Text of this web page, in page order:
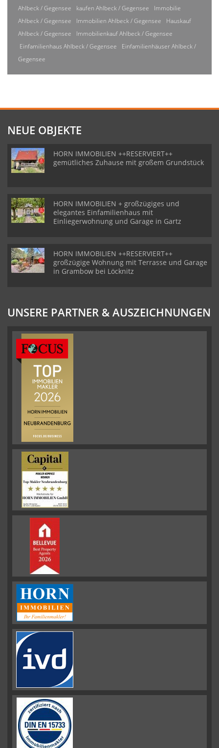
Ahlbeck / Gegensee
kaufen Ahlbeck / Gegensee
Immobilie
Ahlbeck / Gegensee
Immobilien Ahlbeck / Gegensee
Hauskauf
Ahlbeck / Gegensee
Immobilienkauf Ahlbeck / Gegensee
Einfamilienhaus Ahlbeck / Gegensee
Einfamilienhäuser Ahlbeck /
Gegensee
NEUE OBJEKTE
HORN IMMOBILIEN ++RESERVIERT++
gemütliches Zuhause mit großem Grundstück
HORN IMMOBILIEN + großzügiges und
elegantes Einfamilienhaus mit
Einliegerwohnung und Garage in Gartz
HORN IMMOBILIEN ++RESERVIERT++
großzügige Wohnung mit Terrasse und Garage
in Grambow bei Löcknitz
UNSERE PARTNER & AUSZEICHNUNGEN